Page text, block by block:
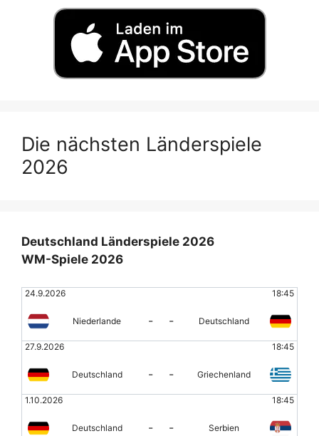
Die nächsten Länderspiele
2026
Deutschland Länderspiele 2026
WM-Spiele 2026
24.9.2026 18:45
Niederlande - - Deutschland
27.9.2026 18:45
Deutschland - - Griechenland
1.10.2026 18:45
Deutschland - - Serbien